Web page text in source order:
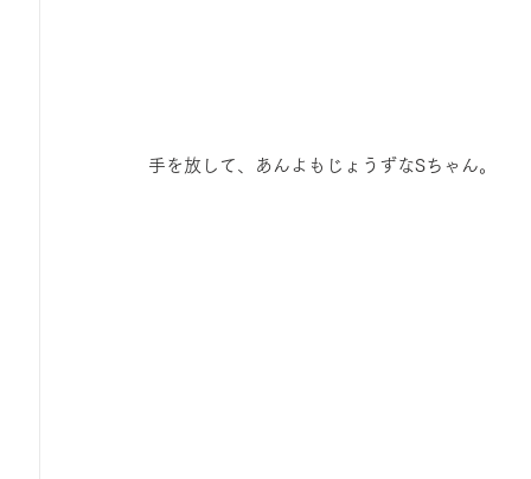
手を放して、あんよもじょうずなSちゃん。